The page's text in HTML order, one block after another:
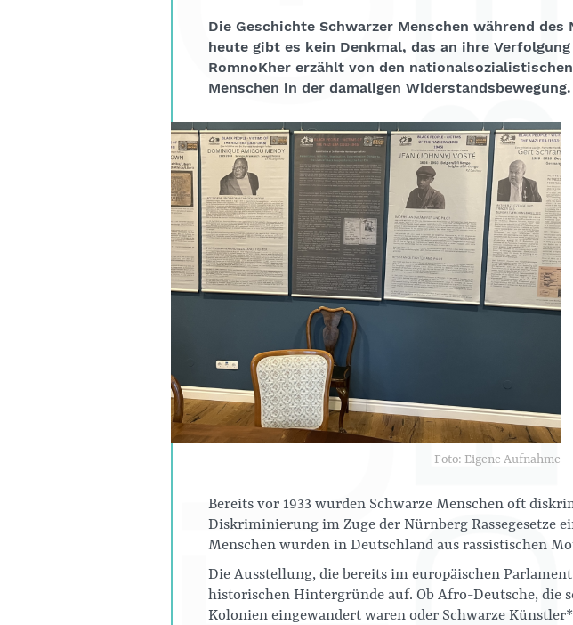
Die Geschichte Schwarzer Menschen während
heute gibt es kein Denkmal, das an ihre
RomnoKher erzählt von den
Menschen in der damaligen Widerstandsbewegung.
Foto: Eigene Aufnahme
Bereits vor 1933 wurden Schwarze Menschen oft
Diskriminierung im Zuge der Nürnberg Rassegesetze
Menschen wurden in Deutschland aus rassistischen
Die Ausstellung, die bereits im europäischen
historischen Hintergründe auf. Ob Afro-Deutsche, die
Kolonien eingewandert waren oder Schwarze